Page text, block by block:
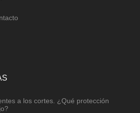
a los cortes. ¿Qué protección